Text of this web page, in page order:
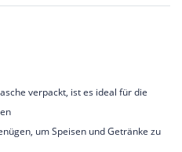
verpackt, ist es ideal für die
um Speisen und Getränke zu